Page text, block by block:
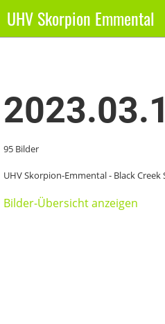
UHV Skorpion Emmental
Zurück
95 Bilder
UHV Skorpion-Emmental - Black
Bilder-Übersicht anzeigen